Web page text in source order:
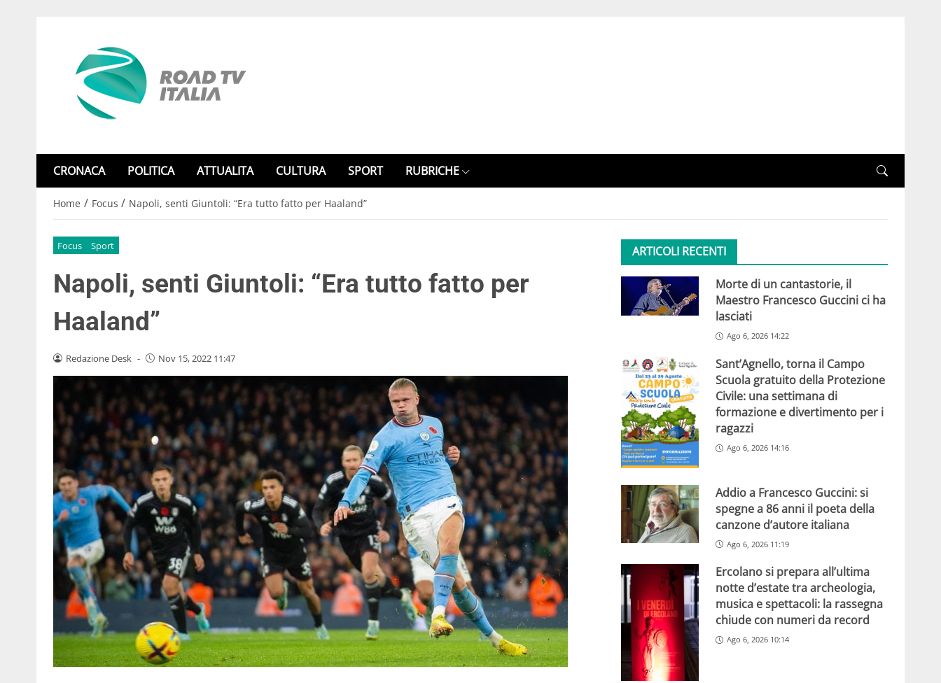
CRONACA POLITICA ATTUALITA CULTURA SPORT RUBRICHE
Home / Focus / Napoli, senti Giuntoli: “Era tutto fatto per Haaland”
Focus Sport
Napoli, senti Giuntoli: “Era tutto fatto per
Haaland”
Redazione Desk - Nov 15, 2022 11:47
ARTICOLI RECENTI
Morte di un cantastorie, il
Maestro Francesco Guccini ci ha
lasciati
Ago 6, 2026 14:22
Sant’Agnello, torna il Campo
Scuola gratuito della Protezione
Civile: una settimana di
formazione e divertimento per i
ragazzi
Ago 6, 2026 14:16
Addio a Francesco Guccini: si
spegne a 86 anni il poeta della
canzone d’autore italiana
Ago 6, 2026 11:19
Ercolano si prepara all’ultima
notte d’estate tra archeologia,
musica e spettacoli: la rassegna
chiude con numeri da record
Ago 6, 2026 10:14